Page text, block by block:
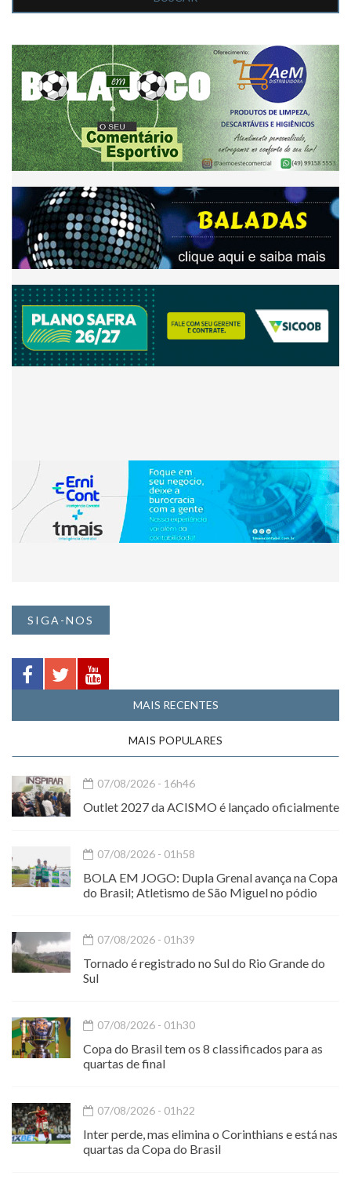
SIGA-NOS
MAIS RECENTES
MAIS POPULARES
07/08/2026 - 16h46
Outlet 2027 da ACISMO é lançado oficialmente
07/08/2026 - 01h58
BOLA EM JOGO: Dupla Grenal avança na Copa
do Brasil; Atletismo de São Miguel no pódio
07/08/2026 - 01h39
Tornado é registrado no Sul do Rio Grande do
Sul
07/08/2026 - 01h30
Copa do Brasil tem os 8 classificados para as
quartas de final
07/08/2026 - 01h22
Inter perde, mas elimina o Corinthians e está nas
quartas da Copa do Brasil